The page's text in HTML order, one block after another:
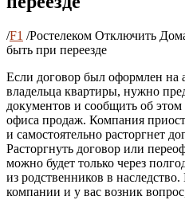
/F1 /Ростелеком Отключить
быть при переезде
Если договор был оформлен на
владельца квартиры, нужно
документов и сообщить об
офиса продаж. Компания
и самостоятельно расторгнет
Расторгнуть договор или
можно будет только через
из родственников в
компании и у вас возник